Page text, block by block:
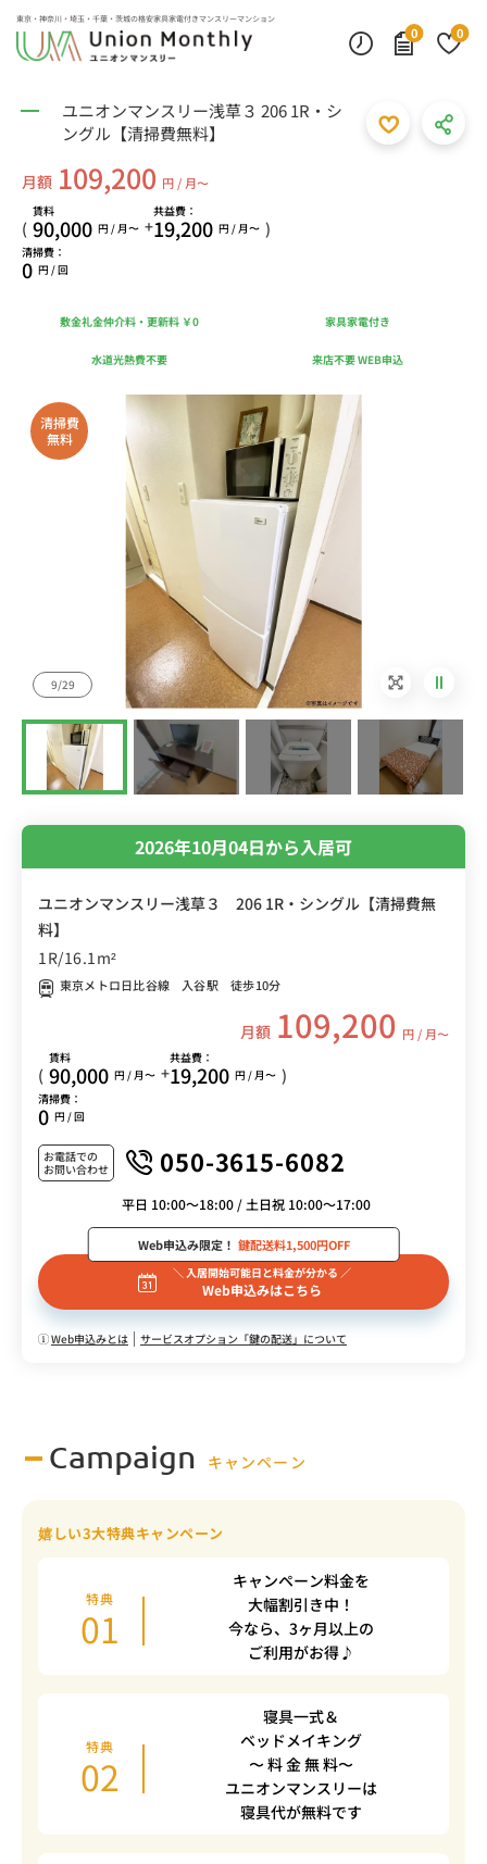
東京・神奈川・埼玉・千葉・茨城の格安家具家電付きマンスリーマンション
0
0
ユニオンマンスリー浅草３ 206 1R・シ
ングル【清掃費無料】
月額 109,200 円 / 月〜
(
賃料
90,000 円 / 月〜 +
共益費：
19,200 円 / 月〜 )
清掃費：
0 円 / 回
敷金礼金仲介料・更新料 ￥0 家具家電付き
水道光熱費不要 来店不要 WEB申込
清掃費
無料
9/29
2026年10月04日から入居可
ユニオンマンスリー浅草３ 206 1R・シングル【清掃費無
料】
1R/16.1m²
東京メトロ日比谷線 入谷駅 徒歩10分
月額 109,200 円 / 月〜
(
賃料
90,000 円 / 月〜 +
共益費：
19,200 円 / 月〜 )
清掃費：
0 円 / 回
お電話での
お問い合わせ
050-3615-6082
平日 10:00～18:00 / 土日祝 10:00～17:00
＼ 入居開始可能日と料金が分かる ／
Web申込みはこちら
Web申込み限定！ 鍵配送料1,500円OFF
Web申込みとは サービスオプション「鍵の配送」について
Campaign キャンペーン
嬉しい3大特典キャンペーン
特典
01
キャンペーン料金を
大幅割引き中！
今なら、3ヶ月以上の
ご利用がお得♪
特典
02
寝具一式＆
ベッドメイキング
〜 料 金 無 料〜
ユニオンマンスリーは
寝具代が無料です